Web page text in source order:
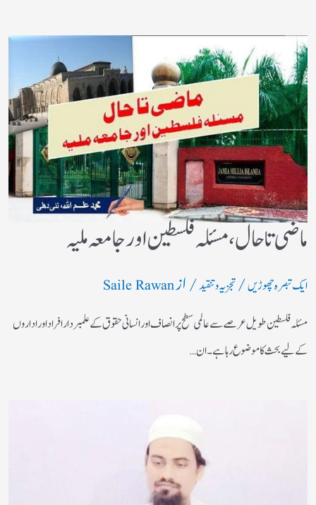
ماضی تا حال، مسئلہ فلسطین اور جامعہ ملیہ
ایک تبصرہ چھوڑیں/تجزیہ و تنقید/ ازSaile Rawan
مسئلہ فلسطین طویل عرصے سے عالمی سطح پر انصاف اور انسانی حقوق کے علمبردار افراد اور اداروں
کے لیے بحث کا موضوع رہا ہے۔ ان…